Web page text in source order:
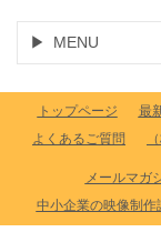
MENU
トップページ 最
よくあるご質問
メールマガ
中小企業の映像制作